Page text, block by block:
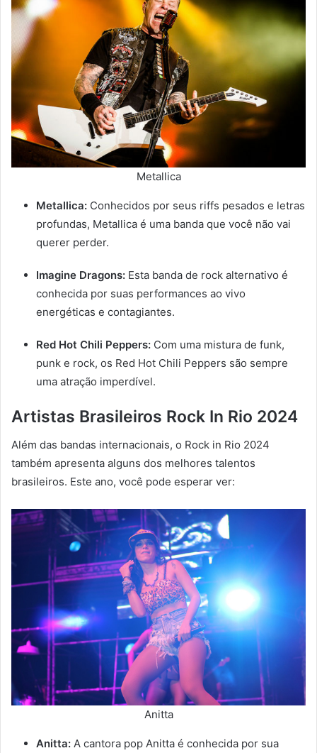
Metallica
Metallica: Conhecidos por seus riffs pesados e letras
profundas, Metallica é uma banda que você não vai
querer perder.
Imagine Dragons: Esta banda de rock alternativo é
conhecida por suas performances ao vivo
energéticas e contagiantes.
Red Hot Chili Peppers: Com uma mistura de funk,
punk e rock, os Red Hot Chili Peppers são sempre
uma atração imperdível.
Artistas Brasileiros Rock In Rio 2024
Além das bandas internacionais, o Rock in Rio 2024
também apresenta alguns dos melhores talentos
brasileiros. Este ano, você pode esperar ver:
Anitta
Anitta: A cantora pop Anitta é conhecida por sua